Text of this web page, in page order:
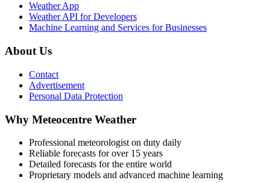
Weather App
Weather API for Developers
Machine Learning and Services for Businesses
About Us
Contact
Advertisement
Personal Data Protection
Why Meteocentre Weather
Professional meteorologist on duty daily
Reliable forecasts for over 15 years
Detailed forecasts for the entire world
Proprietary models and advanced machine learning